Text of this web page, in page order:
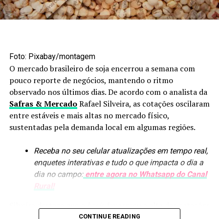
processamento
Os biocombustíveis estão entre os segmentos que mais
avançaram nesse processo. Em nove anos, a produção de
etanol passou de 1,6 bilhão para uma previsão de
bilhões de litros
. A arrecadação de ICMS do setor
também aumentou, de R$ 300 milhões para mais de R$ 4
bilhões.
O crescimento das usinas trouxe novos produtos para
dentro da cadeia, como óleo de milho e DDG, utilizado
Foto: Pixabay/montagem
O mercado brasileiro de soja encerrou a semana com
pouco reporte de negócios, mantendo o ritmo
observado nos últimos dias. De acordo com o analista da
Safras & MercadoRafael Silveira, as cotações oscilaram
entre estáveis e mais altas no mercado físico,
sustentadas pela demanda local em algumas regiões.
Receba no seu celular atualizações em tempo real,
enquetes interativas e tudo o que impacta o dia a
dia no campo: entre agora no Whatsapp do Canal
Rural!
CONTINUE READING